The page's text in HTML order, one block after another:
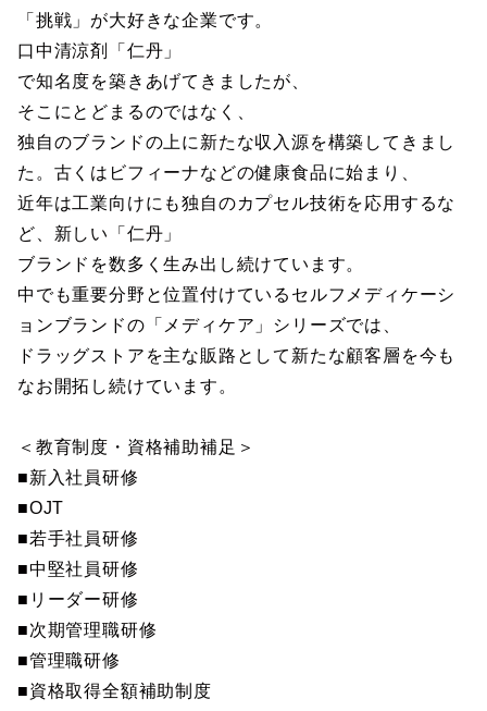
「挑戦」が大好きな企業です。
口中清涼剤「仁丹」
で知名度を築きあげてきましたが、
そこにとどまるのではなく、
独自のブランドの上に新たな収入源を構築してきまし
た。古くはビフィーナなどの健康食品に始まり、
近年は工業向けにも独自のカプセル技術を応用するな
ど、新しい「仁丹」
ブランドを数多く生み出し続けています。
中でも重要分野と位置付けているセルフメディケーシ
ョンブランドの「メディケア」シリーズでは、
ドラッグストアを主な販路として新たな顧客層を今も
なお開拓し続けています。
＜教育制度・資格補助補足＞
■新入社員研修
■OJT
■若手社員研修
■中堅社員研修
■リーダー研修
■次期管理職研修
■管理職研修
■資格取得全額補助制度